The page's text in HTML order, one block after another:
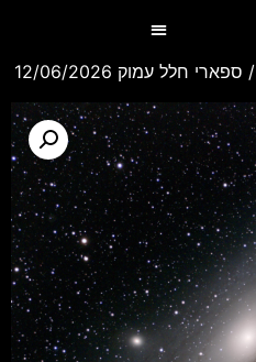
/ ספארי חלל עמוק 12/06/2026